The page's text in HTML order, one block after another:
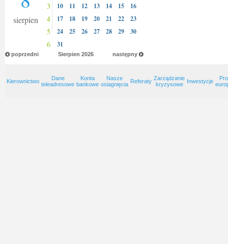
sierpien
3 10 11 12 13 14 15 16
4 17 18 19 20 21 22 23
5 24 25 26 27 28 29 30
6 31
poprzedni następny
Sierpien 2026
Kierownictwo
Dane
teleadresowe
Konta
bankowe
Nasze
osiagnięcia Referaty Zarządzanie
kryzysowe
Inwestycje